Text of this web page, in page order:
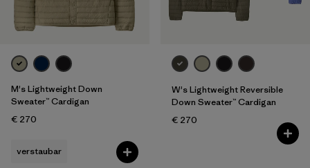
M's Lightweight Down
Sweater™ Cardigan
€ 270
verstaubar
W's Lightweight Reversible
Down Sweater™ Cardigan
€ 270